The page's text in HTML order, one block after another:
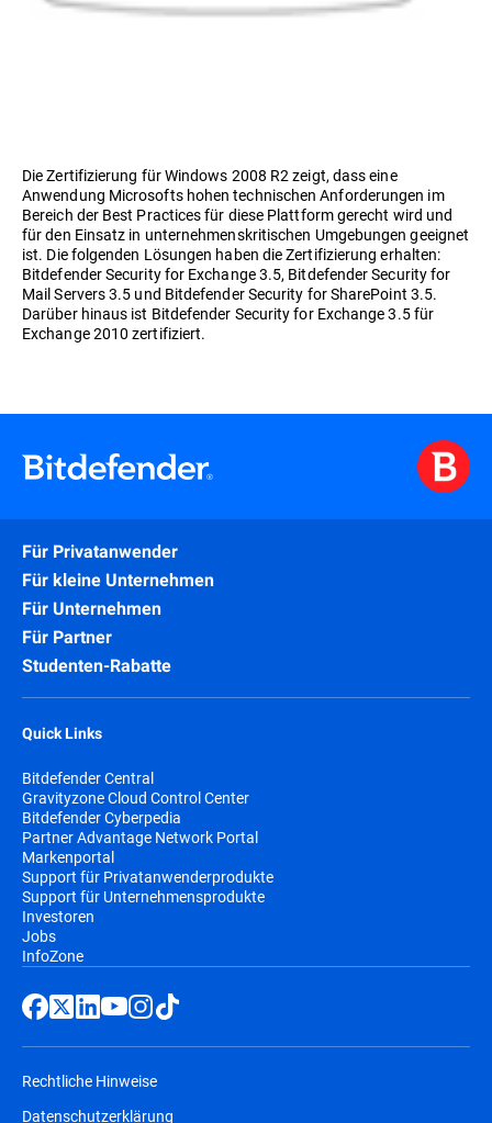
Die Zertifizierung für Windows 2008 R2 zeigt, dass eine
Anwendung Microsofts hohen technischen Anforderungen im
Bereich der Best Practices für diese Plattform gerecht wird und
für den Einsatz in unternehmenskritischen Umgebungen geeignet
ist. Die folgenden Lösungen haben die Zertifizierung erhalten:
Bitdefender Security for Exchange 3.5, Bitdefender Security for
Mail Servers 3.5 und Bitdefender Security for SharePoint 3.5.
Darüber hinaus ist Bitdefender Security for Exchange 3.5 für
Exchange 2010 zertifiziert.
Für Privatanwender
Für kleine Unternehmen
Für Unternehmen
Für Partner
Studenten-Rabatte
Quick Links
Bitdefender Central
Gravityzone Cloud Control Center
Bitdefender Cyberpedia
Partner Advantage Network Portal
Markenportal
Support für Privatanwenderprodukte
Support für Unternehmensprodukte
Investoren
Jobs
InfoZone
Rechtliche Hinweise
Datenschutzerklärung